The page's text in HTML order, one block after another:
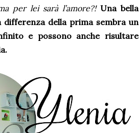
per lei sarà l’amore?! Una bella
della prima sembra un
e possono anche risultare